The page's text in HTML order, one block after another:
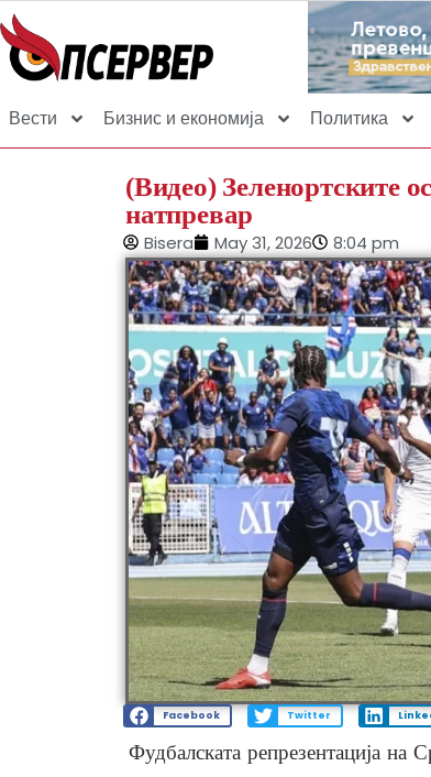
Вести Бизнис и економија Политика
(Видео) Зеленортските
натпревар
Bisera May 31, 2026 8:04 pm
Facebook Twitter
Фудбалската репрезентација на